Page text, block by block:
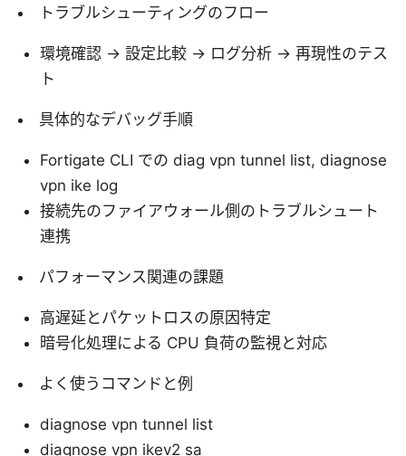
トラブルシューティングのフロー
環境確認 → 設定比較 → ログ分析 → 再現性のテス
ト
具体的なデバッグ手順
Fortigate CLI での diag vpn tunnel list, diagnose
vpn ike log
接続先のファイアウォール側のトラブルシュート
連携
パフォーマンス関連の課題
高遅延とパケットロスの原因特定
暗号化処理による CPU 負荷の監視と対応
よく使うコマンドと例
diagnose vpn tunnel list
diagnose vpn ikev2 sa